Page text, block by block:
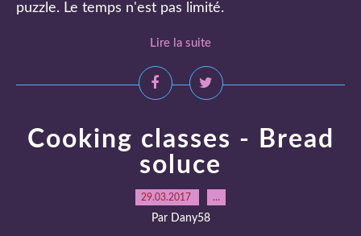
puzzle. Le temps n'est pas limité.
Lire la suite
Cooking classes - Bread
soluce
29.03.2017 …
Par Dany58